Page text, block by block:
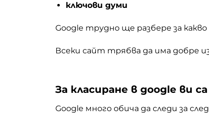
ключови думи
Google трудно ще разбере за
Всеки сайт трябва да има добре
За класиране в google ви
Google много обича да следи за